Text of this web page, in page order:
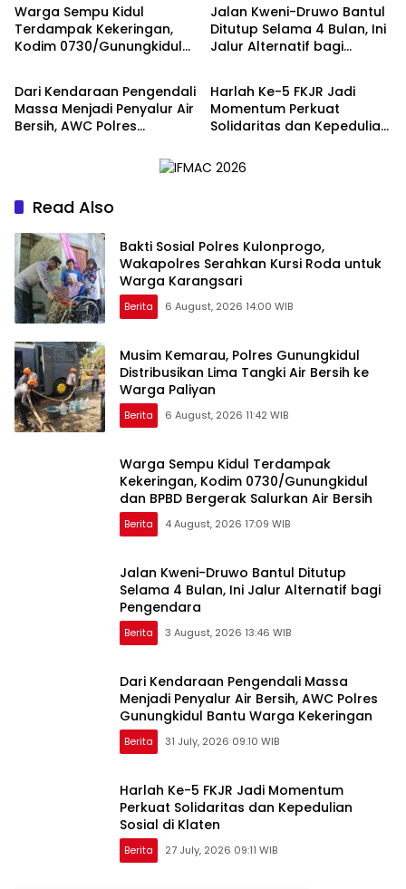
Warga Sempu Kidul
Terdampak Kekeringan,
Kodim 0730/Gunungkidul
Jalan Kweni-Druwo Bantul
Ditutup Selama 4 Bulan, Ini
Jalur Alternatif bagi
Berita
Dari Kendaraan Pengendali
Massa Menjadi Penyalur Air
Bersih, AWC Polres
Berita
Harlah Ke-5 FKJR Jadi
Momentum Perkuat
Solidaritas dan Kepedulian
Read Also
Bakti Sosial Polres Kulonprogo,
Wakapolres Serahkan Kursi Roda untuk
Warga Karangsari
Berita 6 August, 2026 14:00 WIB
Musim Kemarau, Polres Gunungkidul
Distribusikan Lima Tangki Air Bersih ke
Warga Paliyan
Berita 6 August, 2026 11:42 WIB
Warga Sempu Kidul Terdampak
Kekeringan, Kodim 0730/Gunungkidul
dan BPBD Bergerak Salurkan Air Bersih
Berita 4 August, 2026 17:09 WIB
Jalan Kweni-Druwo Bantul Ditutup
Selama 4 Bulan, Ini Jalur Alternatif bagi
Pengendara
Berita 3 August, 2026 13:46 WIB
Dari Kendaraan Pengendali Massa
Menjadi Penyalur Air Bersih, AWC Polres
Gunungkidul Bantu Warga Kekeringan
Berita 31 July, 2026 09:10 WIB
Harlah Ke-5 FKJR Jadi Momentum
Perkuat Solidaritas dan Kepedulian
Sosial di Klaten
Berita 27 July, 2026 09:11 WIB